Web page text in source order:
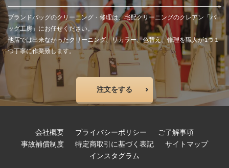
ブランドバッグのクリーニング・修理は、宅配クリーニングのクレアン「バ
ッグ工房」にお任せください。
他店では出来なかったクリーニング、リカラー、色替え、修理を職人が1つ１
つ丁寧に作業致します。
注文をする
会社概要 プライバシーポリシー
ご了解事項
事故補償制度
特定商取引に基づく表記
サイトマップ
インスタグラム